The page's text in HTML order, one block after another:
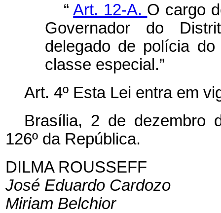
“Art. 12-A. O cargo
Governador do
delegado de polícia
classe especial.”
Art. 4º Esta Lei entra em
Brasília, 2 de dezembro
126º da República.
DILMA ROUSSEFF
José Eduardo Cardozo
Miriam Belchior